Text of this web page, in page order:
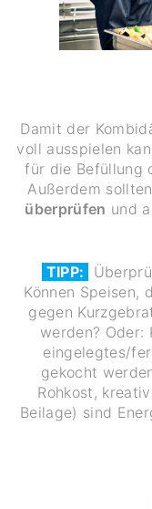
Damit der
voll ausspielen
für die Befüllung
Außerdem
überprüfen und
TIPP:
Können Speisen,
gegen
werden? Oder:
eingelegtes/
gekocht
Rohkost,
Beilage) sind